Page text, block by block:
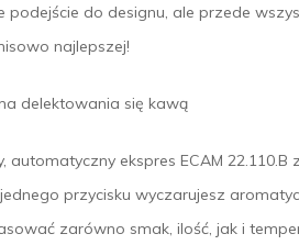
podejście do designu, ale przede
najlepszej!
delektowania się kawą
automatyczny ekspres ECAM
przycisku wyczarujesz
zarówno smak, ilość, jak i